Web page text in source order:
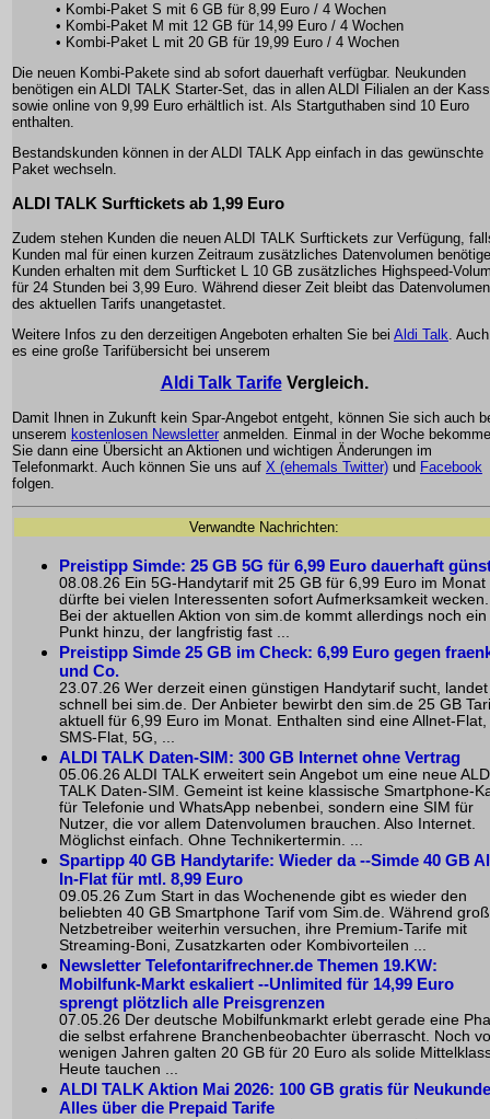
• Kombi-Paket S mit 6 GB für 8,99 Euro / 4 Wochen
• Kombi-Paket M mit 12 GB für 14,99 Euro / 4 Wochen
• Kombi-Paket L mit 20 GB für 19,99 Euro / 4 Wochen
Die neuen Kombi-Pakete sind ab sofort dauerhaft verfügbar. Neukunden
benötigen ein ALDI TALK Starter-Set, das in allen ALDI Filialen an der
sowie online von 9,99 Euro erhältlich ist. Als Startguthaben sind 10 Euro
enthalten.
Bestandskunden können in der ALDI TALK App einfach in das gewünschte
Paket wechseln.
ALDI TALK Surftickets ab 1,99 Euro
Zudem stehen Kunden die neuen ALDI TALK Surftickets zur Verfügung,
Kunden mal für einen kurzen Zeitraum zusätzliches Datenvolumen
Kunden erhalten mit dem Surfticket L 10 GB zusätzliches Highspeed-
für 24 Stunden bei 3,99 Euro. Während dieser Zeit bleibt das Datenvolumen
des aktuellen Tarifs unangetastet.
Weitere Infos zu den derzeitigen Angeboten erhalten Sie bei Aldi Talk .
es eine große Tarifübersicht bei unserem
Aldi Talk TarifeVergleich.
Damit Ihnen in Zukunft kein Spar-Angebot entgeht, können Sie sich auch
unserem kostenlosen Newsletter anmelden. Einmal in der Woche
Sie dann eine Übersicht an Aktionen und wichtigen Änderungen im
Telefonmarkt. Auch können Sie uns auf X (ehemals Twitter) und Facebook
folgen.
Verwandte Nachrichten:
Preistipp Simde: 25 GB 5G für 6,99 Euro dauerhaft
08.08.26 Ein 5G-Handytarif mit 25 GB für 6,99 Euro im Monat
dürfte bei vielen Interessenten sofort Aufmerksamkeit wecken.
Bei der aktuellen Aktion von sim.de kommt allerdings noch ein
Punkt hinzu, der langfristig fast ...
Preistipp Simde 25 GB im Check: 6,99 Euro gegen
und Co.
23.07.26 Wer derzeit einen günstigen Handytarif sucht, landet
schnell bei sim.de. Der Anbieter bewirbt den sim.de 25 GB
aktuell für 6,99 Euro im Monat. Enthalten sind eine Allnet-Flat,
SMS-Flat, 5G, ...
ALDI TALK Daten-SIM: 300 GB Internet ohne Vertrag
05.06.26 ALDI TALK erweitert sein Angebot um eine neue
TALK Daten-SIM. Gemeint ist keine klassische Smartphone-
für Telefonie und WhatsApp nebenbei, sondern eine SIM für
Nutzer, die vor allem Datenvolumen brauchen. Also Internet.
Möglichst einfach. Ohne Technikertermin. ...
Spartipp 40 GB Handytarife: Wieder da --Simde 40 GB
In-Flat für mtl. 8,99 Euro
09.05.26 Zum Start in das Wochenende gibt es wieder den
beliebten 40 GB Smartphone Tarif vom Sim.de. Während
Netzbetreiber weiterhin versuchen, ihre Premium-Tarife mit
Streaming-Boni, Zusatzkarten oder Kombivorteilen ...
Newsletter Telefontarifrechner.de Themen 19.KW:
Mobilfunk-Markt eskaliert --Unlimited für 14,99 Euro
sprengt plötzlich alle Preisgrenzen
07.05.26 Der deutsche Mobilfunkmarkt erlebt gerade eine
die selbst erfahrene Branchenbeobachter überrascht. Noch
wenigen Jahren galten 20 GB für 20 Euro als solide
Heute tauchen ...
ALDI TALK Aktion Mai 2026: 100 GB gratis für
Alles über die Prepaid Tarife